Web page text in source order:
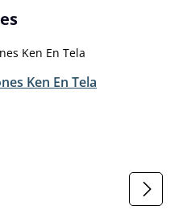
Ken En Tela